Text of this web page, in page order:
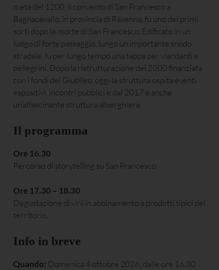
metà del 1200, il convento di San Francesco a
Bagnacavallo, in provincia di Ravenna, fu uno dei primi
sorti dopo la morte di San Francesco. Edificato in un
luogo di forte passaggio, lungo un importante snodo
stradale, fu per lungo tempo una tappa per viandanti e
pellegrini. Dopo la ristrutturazione del 2000 finanziata
con i fondi del Giubileo, oggi la struttura ospita eventi
espositivi, incontri pubblici e dal 2017 è anche
un’affascinante struttura alberghiera.
Il programma
Ore 16.30
Percorso di storytelling su San Francesco
Ore 17.30 – 18.30
Degustazione di vini in abbinamento a prodotti tipici del
territorio.
Info in breve
Quando: Domenica 4 ottobre 2026, dalle ore 16.30